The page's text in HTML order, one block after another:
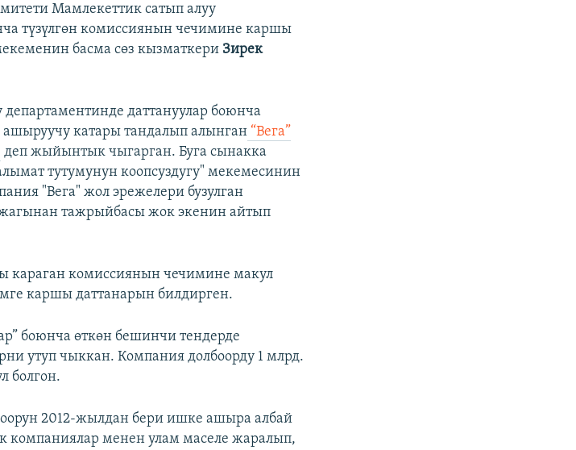
Мамлекеттик сатып алуу
түзүлгөн комиссиянын чечимине каршы
басма сөз кызматкери Зирек
даттануулар боюнча
ашыруучу катары тандалып алынган “Вега”
деп жыйынтык чыгарган. Буга сынакка
тутумунун коопсуздугу" мекемесинин
"Вега" жол эрежелери бузулган
тажрыйбасы жок экенин айтып
караган комиссиянын чечимине макул
каршы даттанарын билдирген.
боюнча өткөн бешинчи тендерде
утуп чыккан. Компания долбоорду 1 млрд.
болгон.
2012-жылдан бери ишке ашыра албай
компаниялар менен улам маселе жаралып,